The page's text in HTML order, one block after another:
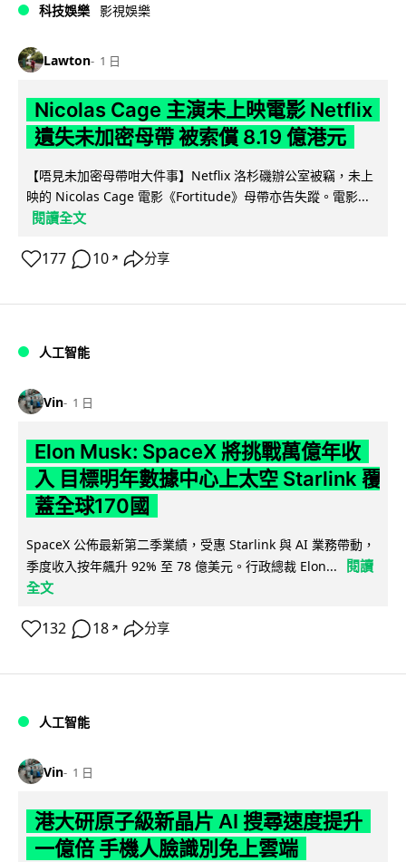
科技娛樂 影視娛樂
Lawton 1 日
Nicolas Cage 主演未上映電影 Netflix
遺失未加密母帶 被索償 8.19 億港元
【唔見未加密母帶咁大件事】Netflix 洛杉磯辦公室被竊，未上
映的 Nicolas Cage 電影《Fortitude》母帶亦告失蹤。電影...
閱讀全文
177 10 ↗ 分享
人工智能
Vin 1 日
Elon Musk: SpaceX 將挑戰萬億年收
入 目標明年數據中心上太空 Starlink 覆
蓋全球170國
SpaceX 公佈最新第二季業績，受惠 Starlink 與 AI 業務帶動，
季度收入按年飆升 92% 至 78 億美元。行政總裁 Elon...
閱讀
全文
132 18 ↗ 分享
人工智能
Vin 1 日
港大研原子級新晶片 AI 搜尋速度提升
一億倍 手機人臉識別免上雲端